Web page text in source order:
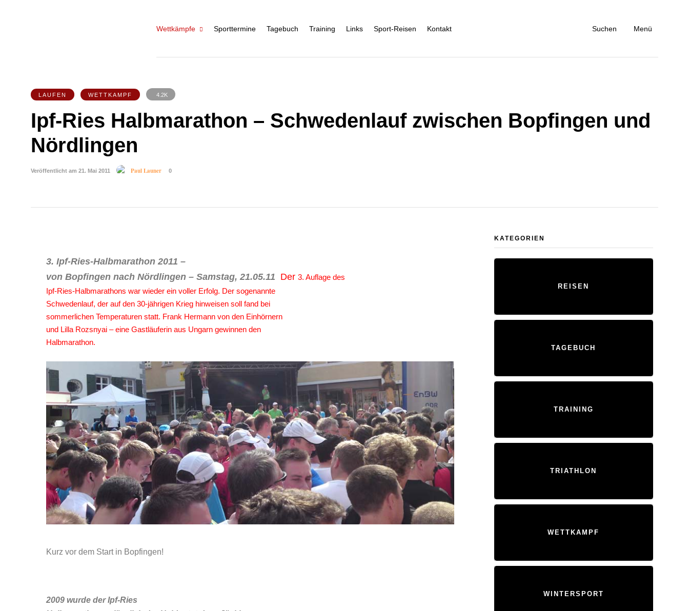
Wettkämpfe Sporttermine Tagebuch Training Links Sport-Reisen Kontakt Suchen Menü
LAUFEN WETTKAMPF 4.2K
Ipf-Ries Halbmarathon – Schwedenlauf zwischen Bopfingen und
Nördlingen
Veröffentlicht am 21. Mai 2011 Paul Launer 0
3. Ipf-Ries-Halbmarathon 2011 –
von Bopfingen nach Nördlingen – Samstag, 21.05.11 Der 3. Auflage des
Ipf-Ries-Halbmarathons war wieder ein voller Erfolg. Der sogenannte
Schwedenlauf, der auf den 30-jährigen Krieg hinweisen soll fand bei
sommerlichen Temperaturen statt. Frank Hermann von den Einhörnern
und Lilla Rozsnyai – eine Gastläuferin aus Ungarn gewinnen den
Halbmarathon.
Kurz vor dem Start in Bopfingen!
2009 wurde der Ipf-Ries
KATEGORIEN
REISEN
TAGEBUCH
TRAINING
TRIATHLON
WETTKAMPF
WINTERSPORT